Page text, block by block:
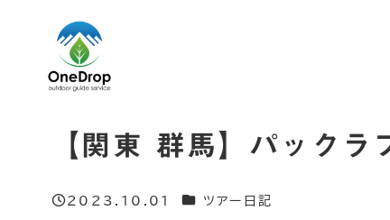
【関東 群馬】パック
投稿日
2023.10.01 カテゴリー
ツアー日記